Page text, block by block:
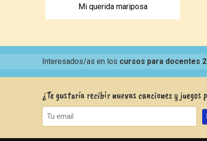
Mi querida mariposa
Interesados/as en los cursos para docentes
¿Te gustaría recibir nuevas canciones y juegos